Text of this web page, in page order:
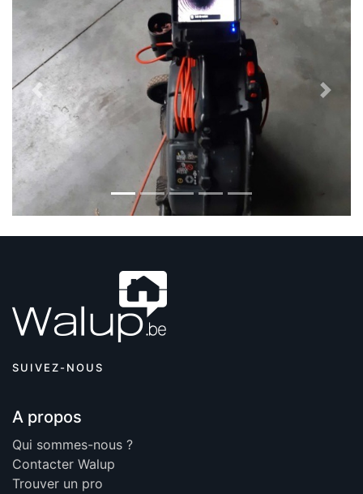
Previous Next
SUIVEZ-NOUS
A propos
Qui sommes-nous ?
Contacter Walup
Trouver un pro